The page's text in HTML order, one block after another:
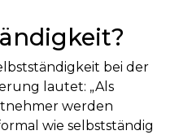
bei der
lautet: „Als
werden
wie selbstständig